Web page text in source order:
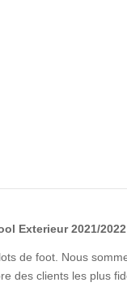
Exterieur 2021/
de foot. Nous
des clients les plus